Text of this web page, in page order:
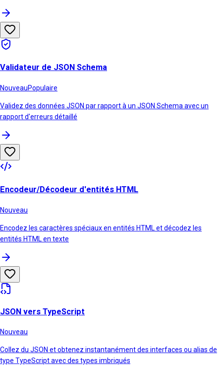
Validateur de JSON Schema
NouveauPopulaire
Validez des données JSON par rapport à un JSON Schema avec un
rapport d'erreurs détaillé
Encodeur/Décodeur d'entités HTML
Nouveau
Encodez les caractères spéciaux en entités HTML et décodez les
entités HTML en texte
JSON vers TypeScript
Nouveau
Collez du JSON et obtenez instantanément des interfaces ou alias de
type TypeScript avec des types imbriqués